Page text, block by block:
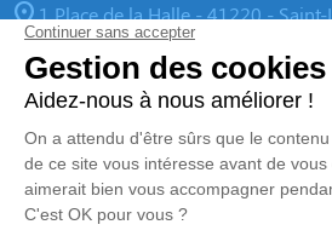
1 Place de la Halle - 41220 -
4.9/5 - 10 avis
Pompes Funèbres MEMORYS à Blois
02 55 02 46 67
contact@memorys.fr
3 Boulevard de l'Industrie - 41000
5/5 - 81 avis